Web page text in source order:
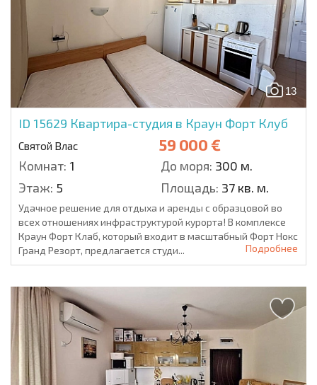
13
ID 15629 Квартира-студия в Краун Форт Клуб
Святой Влас 59 000 €
Комнат: 1 До моря: 300 м.
Этаж: 5 Площадь: 37 кв. м.
Удачное решение для отдыха и аренды с образцовой во
всех отношениях инфраструктурой курорта! В комплексе
Краун Форт Клаб, который входит в масштабный Форт Нокс
Гранд Резорт, предлагается студи...
Подробнее